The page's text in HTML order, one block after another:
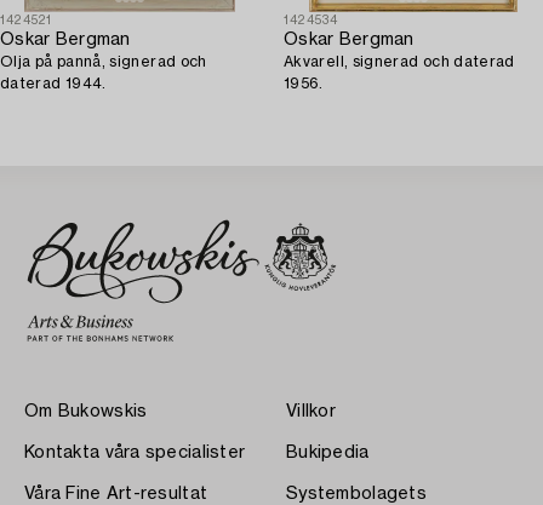
1424521
Oskar Bergman
Olja på pannå, signerad och
daterad 1944.
1424534
Oskar Bergman
Akvarell, signerad och daterad
1956.
Om Bukowskis
Kontakta våra specialister
Våra Fine Art-resultat
Villkor
Bukipedia
Systembolagets